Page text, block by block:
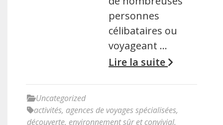
personnes
célibataires ou
voyageant …
Lire la suite
Uncategorized
activités, agences de voyages spécialisées,
découverte, environnement sûr et convivial,